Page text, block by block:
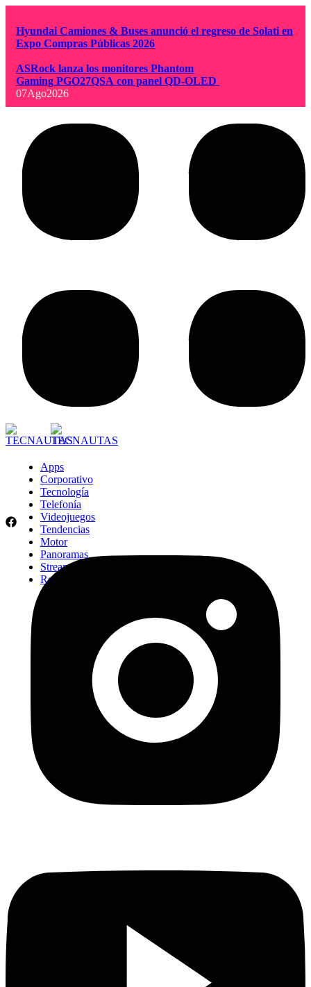
Hyundai Camiones & Buses anunció el regreso de Solati en
Expo Compras Públicas 2026
ASRock lanza los monitores Phantom
Gaming PGO27QSA con panel QD-OLED
07Ago2026
Apps
Corporativo
Tecnología
Telefonía
Videojuegos
Tendencias
Motor
Panoramas
Streaming
Retail